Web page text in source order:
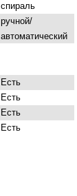
спираль
ручной/
автоматический
Есть
Есть
Есть
Есть